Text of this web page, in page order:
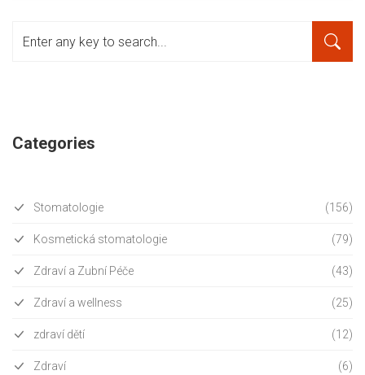
Categories
Stomatologie (156)
Kosmetická stomatologie (79)
Zdraví a Zubní Péče (43)
Zdraví a wellness (25)
zdraví dětí (12)
Zdraví (6)